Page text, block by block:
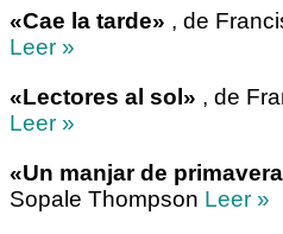
«Cae la tarde» , de
Leer »
«Lectores al sol» , de
Leer »
«Un manjar de
Sopale Thompson Leer »